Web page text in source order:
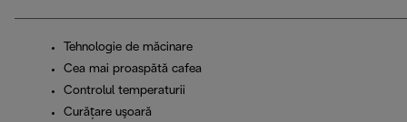
Tehnologie de măcinare
Cea mai proaspătă cafea
Controlul temperaturii
Curăţare uşoară